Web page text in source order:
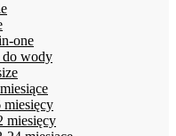
one
do wody
miesięcy